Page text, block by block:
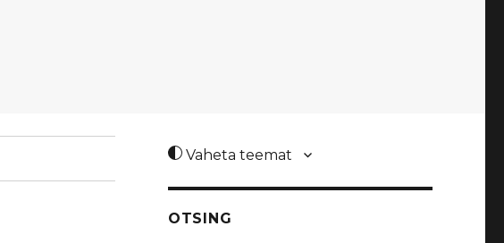
Vaheta teemat
OTSING